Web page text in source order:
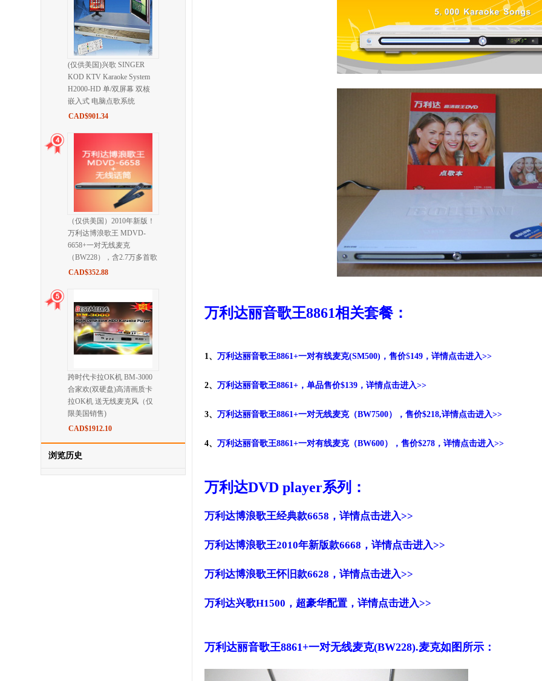
(仅供美国)兴歌 SINGER
KOD KTV Karaoke System
H2000-HD 单/双屏幕 双核
嵌入式 电脑点歌系统
CAD$901.34
（仅供美国）2010年新版！
万利达博浪歌王 MDVD-
6658+一对无线麦克
（BW228），含2.7万多首歌
CAD$352.88
跨时代卡拉OK机 BM-3000
合家欢(双硬盘)高清画质卡
拉OK机 送无线麦克风（仅
限美国销售)
CAD$1912.10
浏览历史
万利达丽音歌王8861相关套餐：
1、 万利达丽音歌王8861+一对有线麦克(SM500)，售价$149，详情点击进入>>
2、 万利达丽音歌王8861+，单品售价$139，详情点击进入>>
3、 万利达丽音歌王8861+一对无线麦克（BW7500），售价$218,详情点击进入>>
4、 万利达丽音歌王8861+一对有线麦克（BW600），售价$278，详情点击进入>>
万利达DVD player系列：
万利达博浪歌王经典款6658，详情点击进入>>
万利达博浪歌王2010年新版款6668，详情点击进入>>
万利达博浪歌王怀旧款6628，详情点击进入>>
万利达兴歌H1500，超豪华配置，详情点击进入>>
万利达丽音歌王8861+一对无线麦克(BW228).麦克如图所示：